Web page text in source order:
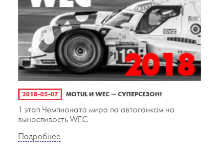
2018-05-07 MOTUL И WEC — СУПЕРСЕЗОН!
1 этап Чемпионата мира по автогонкам на
выносливость WEC
Подробнее